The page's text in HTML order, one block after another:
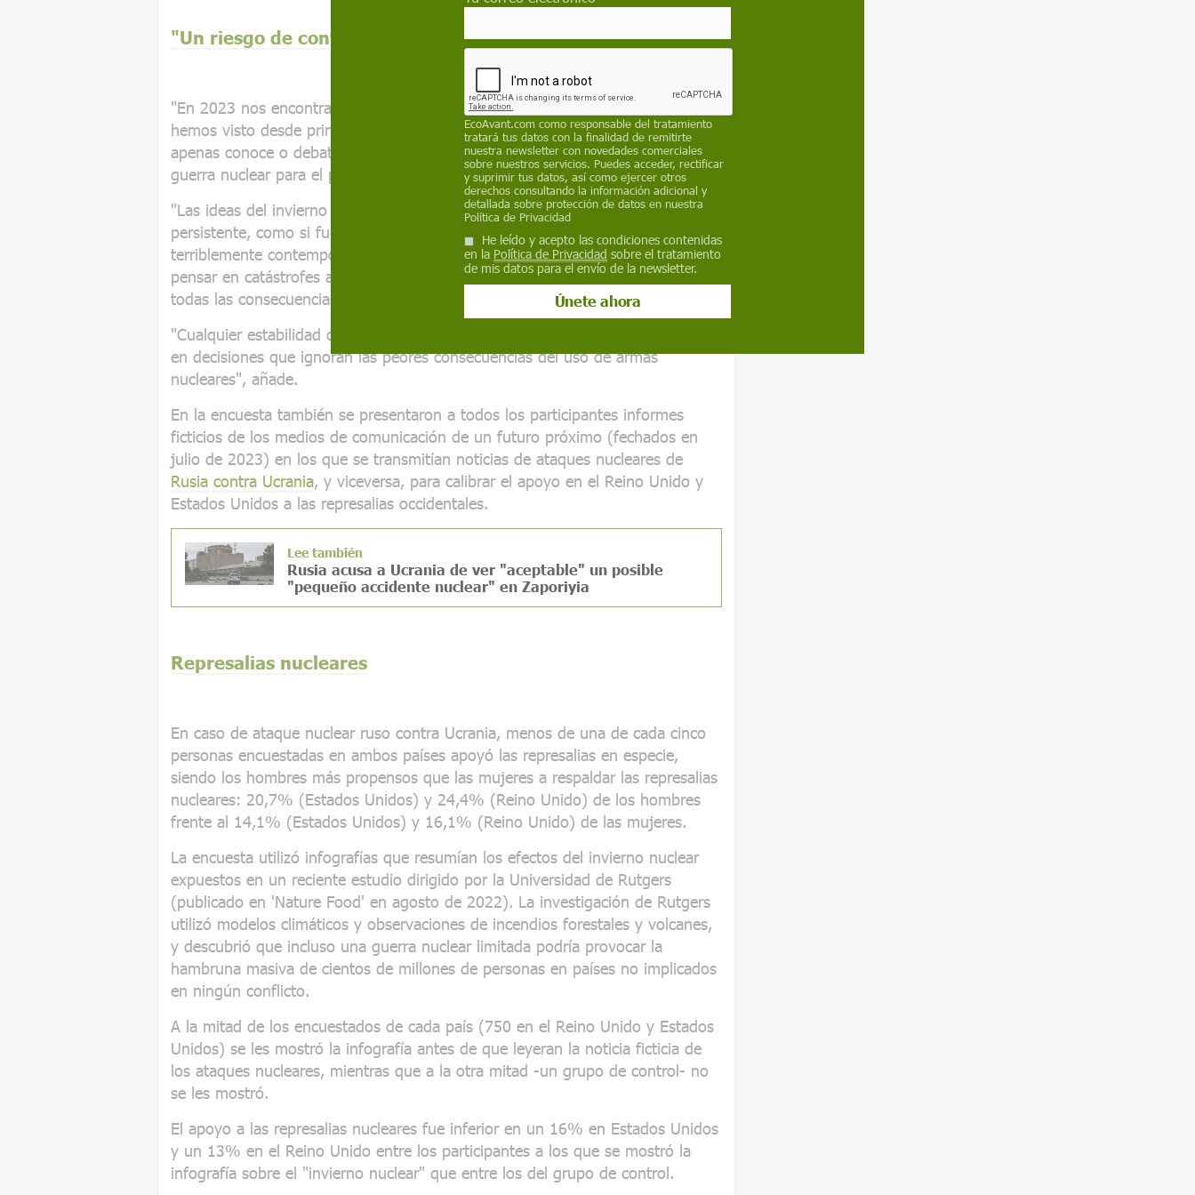
"Un riesgo de conflicto nuclear mayor del que hemos visto"
"En 2023 nos encontramos ante un riesgo de conflicto nuclear mayor del que
hemos visto desde principios de los ochenta. Sin embargo, la opinión pública
apenas conoce o debate las inimaginables consecuencias a largo plazo de una
guerra nuclear para el planeta y la población mundial", afirma Ingram.
"Las ideas del invierno nuclear son predominantemente un recuerdo cultural
persistente, como si fuera cosa de la historia, en lugar de un riesgo
terriblemente contemporáneo --prosigue--. Por supuesto que es angustioso
pensar en catástrofes a gran escala, pero las decisiones deben tener en cuenta
todas las consecuencias potenciales, para minimizar el riesgo".
"Cualquier estabilidad dentro de la disuasión nuclear se ve socavada si se basa
en decisiones que ignoran las peores consecuencias del uso de armas
nucleares", añade.
En la encuesta también se presentaron a todos los participantes informes
ficticios de los medios de comunicación de un futuro próximo (fechados en
julio de 2023) en los que se transmitían noticias de ataques nucleares de
Rusia contra Ucrania, y viceversa, para calibrar el apoyo en el Reino Unido y
Estados Unidos a las represalias occidentales.
Lee también
Rusia acusa a Ucrania de ver "aceptable" un posible
"pequeño accidente nuclear" en Zaporiyia
Represalias nucleares
En caso de ataque nuclear ruso contra Ucrania, menos de una de cada cinco
personas encuestadas en ambos países apoyó las represalias en especie,
siendo los hombres más propensos que las mujeres a respaldar las represalias
nucleares: 20,7% (Estados Unidos) y 24,4% (Reino Unido) de los hombres
frente al 14,1% (Estados Unidos) y 16,1% (Reino Unido) de las mujeres.
La encuesta utilizó infografías que resumían los efectos del invierno nuclear
expuestos en un reciente estudio dirigido por la Universidad de Rutgers
(publicado en 'Nature Food' en agosto de 2022). La investigación de Rutgers
utilizó modelos climáticos y observaciones de incendios forestales y volcanes,
y descubrió que incluso una guerra nuclear limitada podría provocar la
hambruna masiva de cientos de millones de personas en países no implicados
en ningún conflicto.
A la mitad de los encuestados de cada país (750 en el Reino Unido y Estados
Unidos) se les mostró la infografía antes de que leyeran la noticia ficticia de
los ataques nucleares, mientras que a la otra mitad -un grupo de control- no
se les mostró.
El apoyo a las represalias nucleares fue inferior en un 16% en Estados Unidos
y un 13% en el Reino Unido entre los participantes a los que se mostró la
infografía sobre el "invierno nuclear" que entre los del grupo de control.
EcoAvant.com como responsable del tratamiento
tratará tus datos con la finalidad de remitirte
nuestra newsletter con novedades comerciales
sobre nuestros servicios. Puedes acceder, rectificar
y suprimir tus datos, así como ejercer otros
derechos consultando la información adicional y
detallada sobre protección de datos en nuestra
Política de Privacidad
He leído y acepto las condiciones contenidas
en la Política de Privacidad sobre el tratamiento
de mis datos para el envío de la newsletter.